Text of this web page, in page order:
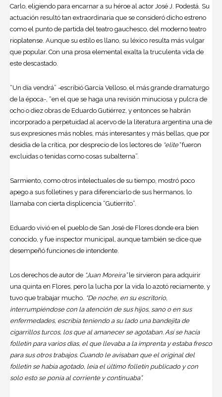
Carlo, eligiendo para encarnar a su héroe al actor José J. Podestá. Su
actuación resultó tan extraordinaria que se consideró dicho estreno
como el punto de partida del teatro gauchesco, del moderno teatro
rioplatense. Aunque su estilo es llano, su léxico resulta más vulgar
que popular. Con una prosa elemental exalta la truculenta vida de
este descastado.
“Un día vendrá” -escribió García Velloso, el más grande dramaturgo
de la época-, “en el que se haga una revisión minuciosa y pulcra de
ocho o diez obras de Eduardo Gutiérrez, y entonces se habrán
incorporado a perpetuidad al acervo de la literatura argentina una de
sus expresiones más nobles, más interesantes y más bellas, que por
desidia de la crítica, por desprecio de los lectores de “elite”fueron
excluidas o tenidas como cosas subalterna”.
Sarmiento, como otros intelectuales de su tiempo, mostró poco
apego a sus folletines y para diferenciarlo de sus hermanos, lo
llamaba con cierta displicencia “Gutierrito”.
Eduardo vivió en el pueblo de San José de Flores donde era bien
conocido, y fue inspector municipal, aunque también se dice que
desempeñó funciones de intendente.
Los derechos de autor de “Juan Moreira”le sirvieron para adquirir
una quinta en Flores, pero la lucha por la vida lo azotó reciamente, y
tuvo que trabajar mucho. “De noche, en su escritorio,
interrumpiéndose con la atención de sus hijos, sano o en sus
enfermedades, escribía teniendo a su lado una bandejita de
cigarrillos turcos, los que al amanecer se agotaban. Así se hacía
folletín para varios días, el que llevaba a la imprenta y estaba fresco
para sus otros trabajos. Cuando le avisaban que el original del
folletín se había agotado, leía el último folletín publicado y con
solo esto se ponía al corriente y continuaba”.